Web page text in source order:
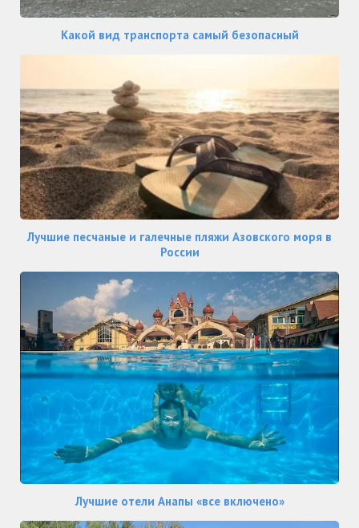
Какой вид транспорта самый безопасный
Лучшие песчаные и галечные пляжи Азовского моря в
России
Лучшие отели Анапы «все включено»